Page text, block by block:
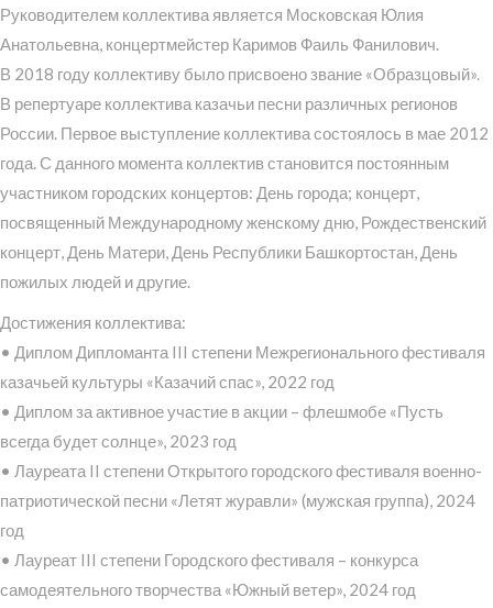
Руководителем коллектива является Московская Юлия
Анатольевна, концертмейстер Каримов Фаиль Фанилович.
В 2018 году коллективу было присвоено звание «Образцовый».
В репертуаре коллектива казачьи песни различных регионов
России. Первое выступление коллектива состоялось в мае 2012
года. С данного момента коллектив становится постоянным
участником городских концертов: День города; концерт,
посвященный Международному женскому дню, Рождественский
концерт, День Матери, День Республики Башкортостан, День
пожилых людей и другие.
Достижения коллектива:
• Диплом Дипломанта III степени Межрегионального фестиваля
казачьей культуры «Казачий спас», 2022 год
• Диплом за активное участие в акции – флешмобе «Пусть
всегда будет солнце», 2023 год
• Лауреата II степени Открытого городского фестиваля военно-
патриотической песни «Летят журавли» (мужская группа), 2024
год
• Лауреат III степени Городского фестиваля – конкурса
самодеятельного творчества «Южный ветер», 2024 год